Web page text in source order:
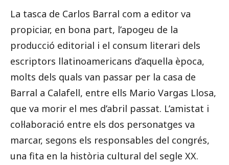
La tasca de Carlos Barral com a editor va
propiciar, en bona part, l’apogeu de la
producció editorial i el consum literari dels
escriptors llatinoamericans d’aquella època,
molts dels quals van passar per la casa de
Barral a Calafell, entre ells Mario Vargas Llosa,
que va morir el mes d’abril passat. L’amistat i
col·laboració entre els dos personatges va
marcar, segons els responsables del congrés,
una fita en la història cultural del segle XX.